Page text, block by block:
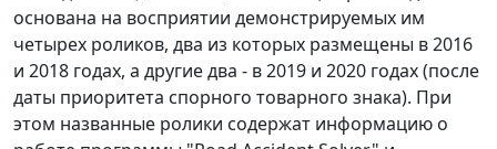
основана на восприятии демонстрируемых им
четырех роликов, два из которых размещены в 2016
и 2018 годах, а другие два - в 2019 и 2020 годах (после
даты приоритета спорного товарного знака). При
этом названные ролики содержат информацию о